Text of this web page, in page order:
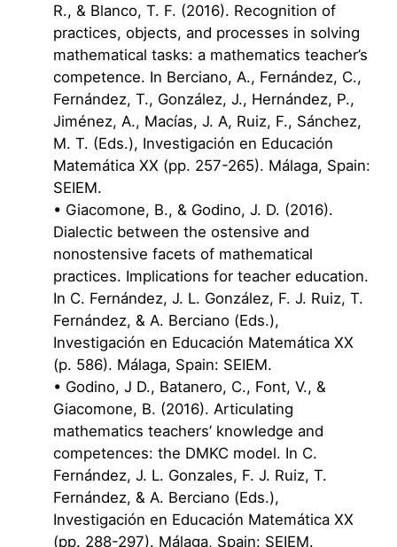
R., & Blanco, T. F. (2016). Recognition of
practices, objects, and processes in solving
mathematical tasks: a mathematics teacher’s
competence. In Berciano, A., Fernández, C.,
Fernández, T., González, J., Hernández, P.,
Jiménez, A., Macías, J. A, Ruiz, F., Sánchez,
M. T. (Eds.), Investigación en Educación
Matemática XX (pp. 257-265). Málaga, Spain:
SEIEM.
• Giacomone, B., & Godino, J. D. (2016).
Dialectic between the ostensive and
nonostensive facets of mathematical
practices. Implications for teacher education.
In C. Fernández, J. L. González, F. J. Ruiz, T.
Fernández, & A. Berciano (Eds.),
Investigación en Educación Matemática XX
(p. 586). Málaga, Spain: SEIEM.
• Godino, J D., Batanero, C., Font, V., &
Giacomone, B. (2016). Articulating
mathematics teachers’ knowledge and
competences: the DMKC model. In C.
Fernández, J. L. Gonzales, F. J. Ruiz, T.
Fernández, & A. Berciano (Eds.),
Investigación en Educación Matemática XX
(pp. 288-297). Málaga, Spain: SEIEM.